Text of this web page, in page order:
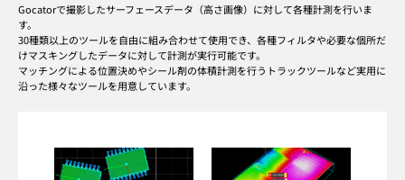
Gocatorで撮影したサーフェースデータ（高さ画像）に対して各種計測を行いま
す。
30種類以上のツールを自由に組み合わせて使用でき、各種フィルタや必要な個所だ
けマスキングしたデータに対して計測が実行可能です。
マッチングによる位置決めやシール剤の体積計測を行うトラックツールなど実用に
沿った様々なツールを用意しています。